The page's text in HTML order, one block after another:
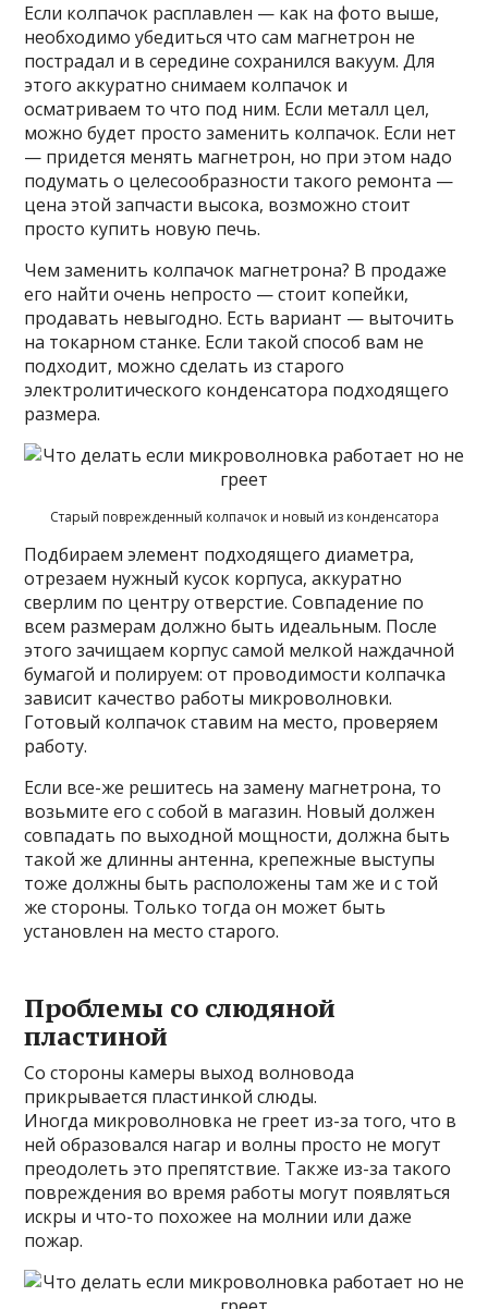
Если колпачок расплавлен — как на фото выше,
необходимо убедиться что сам магнетрон не
пострадал и в середине сохранился вакуум. Для
этого аккуратно снимаем колпачок и
осматриваем то что под ним. Если металл цел,
можно будет просто заменить колпачок. Если нет
— придется менять магнетрон, но при этом надо
подумать о целесообразности такого ремонта —
цена этой запчасти высока, возможно стоит
просто купить новую печь.
Чем заменить колпачок магнетрона? В продаже
его найти очень непросто — стоит копейки,
продавать невыгодно. Есть вариант — выточить
на токарном станке. Если такой способ вам не
подходит, можно сделать из старого
электролитического конденсатора подходящего
размера.
Старый поврежденный колпачок и новый из конденсатора
Подбираем элемент подходящего диаметра,
отрезаем нужный кусок корпуса, аккуратно
сверлим по центру отверстие. Совпадение по
всем размерам должно быть идеальным. После
этого зачищаем корпус самой мелкой наждачной
бумагой и полируем: от проводимости колпачка
зависит качество работы микроволновки.
Готовый колпачок ставим на место, проверяем
работу.
Если все-же решитесь на замену магнетрона, то
возьмите его с собой в магазин. Новый должен
совпадать по выходной мощности, должна быть
такой же длинны антенна, крепежные выступы
тоже должны быть расположены там же и с той
же стороны. Только тогда он может быть
установлен на место старого.
Проблемы со слюдяной
пластиной
Со стороны камеры выход волновода
прикрывается пластинкой слюды.
Иногда микроволновка не греет из-за того, что в
ней образовался нагар и волны просто не могут
преодолеть это препятствие. Также из-за такого
повреждения во время работы могут появляться
искры и что-то похожее на молнии или даже
пожар.